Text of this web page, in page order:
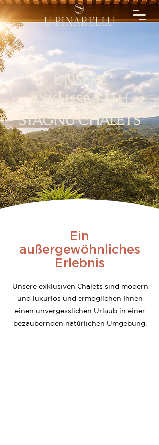
UNSERE
EXKLUSIVEN U
STAGNU CHALETS
Ein
außergewöhnliches
Erlebnis
Unsere exklusiven Chalets sind modern
und luxuriös und ermöglichen Ihnen
einen unvergesslichen Urlaub in einer
bezaubernden natürlichen Umgebung.